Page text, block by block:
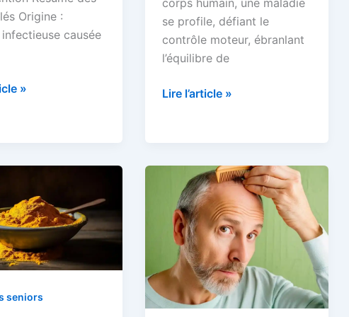
Origine :
causée
»
corps humain, une maladie
se profile, défiant le
contrôle moteur, ébranlant
l’équilibre de
La
Lire l’article »
seniors